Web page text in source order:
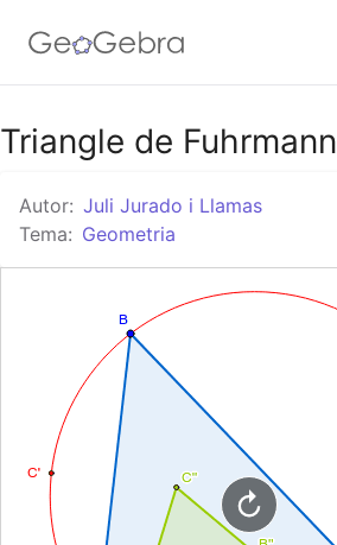
Google Classroom
Aula GeoGebra
Valideu-vos
Triangle de Fuhrmann
Autor: Juli Jurado i Llamas
Tema: Geometria